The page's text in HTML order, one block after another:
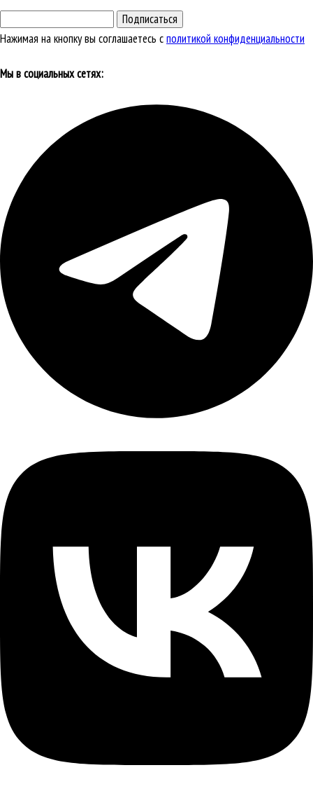
Подписаться
Нажимая на кнопку вы соглашаетесь сполитикой конфиденциальности
Мы в социальных сетях: